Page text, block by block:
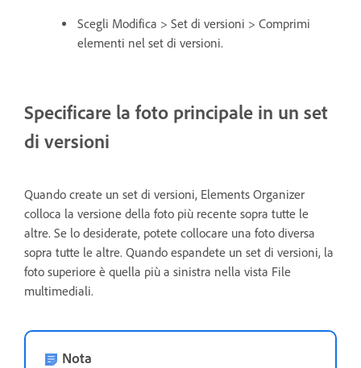
Scegli Modifica > Set di versioni > Comprimi
elementi nel set di versioni.
Specificare la foto principale in un set
di versioni
Quando create un set di versioni, Elements Organizer
colloca la versione della foto più recente sopra tutte le
altre. Se lo desiderate, potete collocare una foto diversa
sopra tutte le altre. Quando espandete un set di versioni, la
foto superiore è quella più a sinistra nella vista File
multimediali.
Nota